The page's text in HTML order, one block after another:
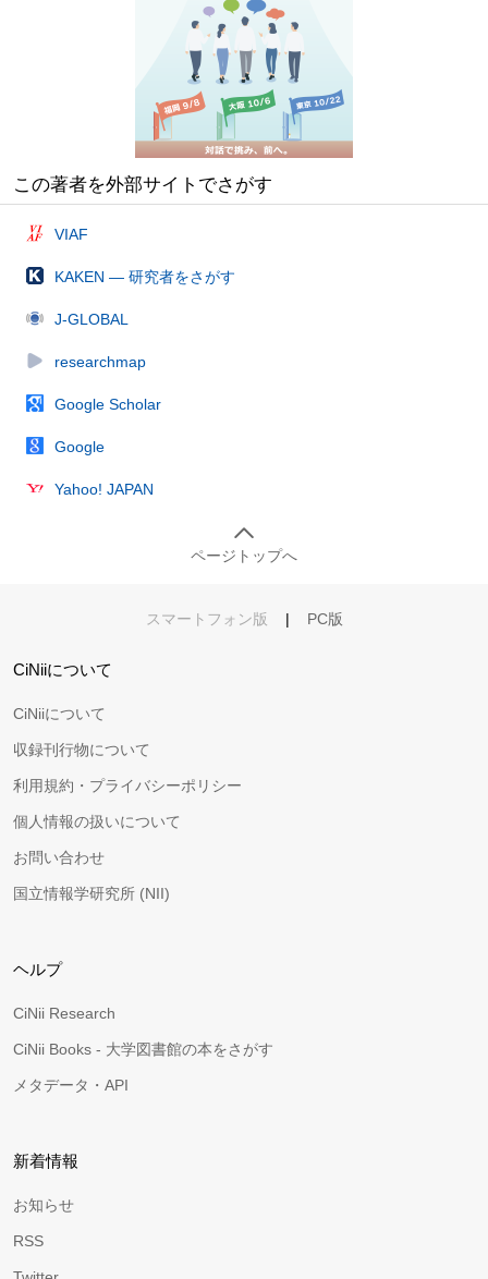
この著者を外部サイトでさがす
VIAF
KAKEN — 研究者をさがす
J-GLOBAL
researchmap
Google Scholar
Google
Yahoo! JAPAN
ページトップへ
スマートフォン版 | PC版
CiNiiについて
CiNiiについて
収録刊行物について
利用規約・プライバシーポリシー
個人情報の扱いについて
お問い合わせ
国立情報学研究所 (NII)
ヘルプ
CiNii Research
CiNii Books - 大学図書館の本をさがす
メタデータ・API
新着情報
お知らせ
RSS